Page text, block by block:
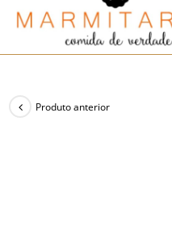
Produto anterior